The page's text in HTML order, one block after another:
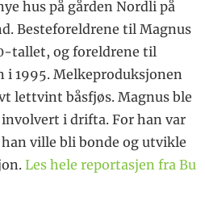
hus på gården Nordli på
Besteforeldrene til Magnus
tallet, og foreldrene til
i 1995. Melkeproduksjonen
lettvint båsfjøs. Magnus ble
i drifta. For han var
ville bli bonde og utvikle
Les hele reportasjen fra Bu